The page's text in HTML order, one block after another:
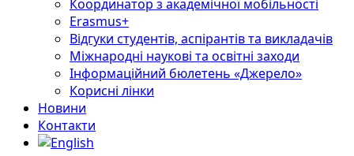
Координатор з академічної мобільності
Erasmus+
Відгуки студентів, аспірантів та викладачів
Міжнародні наукові та освітні заходи
Інформаційний бюлетень «Джерело»
Корисні лінки
Новини
Контакти